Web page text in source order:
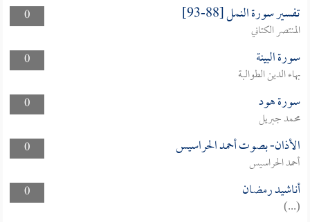
0
تفسير سورة النمل [88-93]
المنتصر الكتاني
0
سورة البينة
بهاء الدين الطوالبة
0
سورة هود
محمد جبريل
0
الأذان- بصوت أحمد الحراسيس
أحمد الحراسيس
0
أناشيد رمضان
(...)